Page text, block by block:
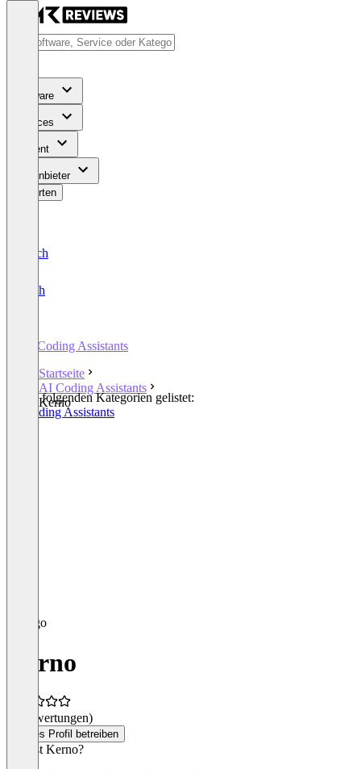
Software
Services
Content
Für Anbieter
Bewerten
Deutsch
English
AI Coding Assistants
Startseite
AI Coding Assistants
Kerno
In den folgenden Kategorien gelistet:
AI Coding Assistants
Kerno
(0 Bewertungen)
Dieses Profil betreiben
Was ist Kerno?